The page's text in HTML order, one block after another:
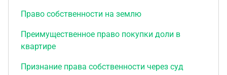
Право собственности на землю
Преимущественное право покупки доли в
квартире
Признание права собственности через суд